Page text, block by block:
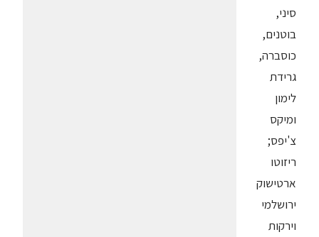
סיני,
בוטנים,
כוסברה,
גרידת
לימון
ומיקס
צ'יפס;
ריזוטו
ארטישוק
ירושלמי
וירקות